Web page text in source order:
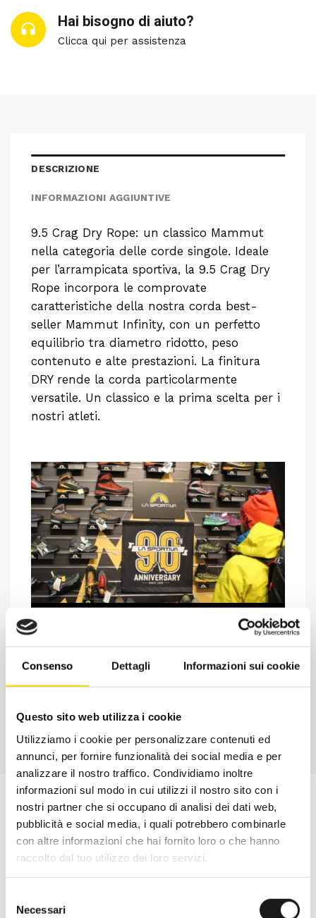
Consenso Dettagli Informazioni sui cookie
Questo sito web utilizza i cookie
Utilizziamo i cookie per personalizzare contenuti ed
annunci, per fornire funzionalità dei social media e per
analizzare il nostro traffico. Condividiamo inoltre
informazioni sul modo in cui utilizzi il nostro sito con i
nostri partner che si occupano di analisi dei dati web,
pubblicità e social media, i quali potrebbero combinarle
con altre informazioni che hai fornito loro o che hanno
raccolto dal tuo utilizzo dei loro servizi.
delNecessari
Hai bisogno di aiuto?
Clicca qui per assistenza
CONTATTA
DESCRIZIONE
INFORMAZIONI AGGIUNTIVE
9.5 Crag Dry Rope: un classico Mammut
nella categoria delle corde singole. Ideale
per l’arrampicata sportiva, la 9.5 Crag Dry
Rope incorpora le comprovate
caratteristiche della nostra corda best-
seller Mammut Infinity, con un perfetto
equilibrio tra diametro ridotto, peso
contenuto e alte prestazioni. La finitura
DRY rende la corda particolarmente
versatile. Un classico e la prima scelta per i
nostri atleti.